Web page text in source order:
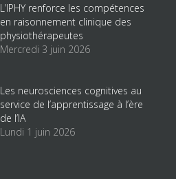
L’IPHY renforce les compétences
en raisonnement clinique des
physiothérapeutes
Mercredi 3 juin 2026
Les neurosciences cognitives au
service de l’apprentissage à l’ère
de l’IA
Lundi 1 juin 2026